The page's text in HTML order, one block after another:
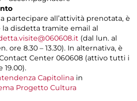
partecipare all’attività prenotata, è
disdetta tramite email al
(dal lun. al
ore 8.30 – 13.30). In alternativa, è
Center 060608 (attivo tutti i
19.00).
Capitolina in
Progetto Cultura